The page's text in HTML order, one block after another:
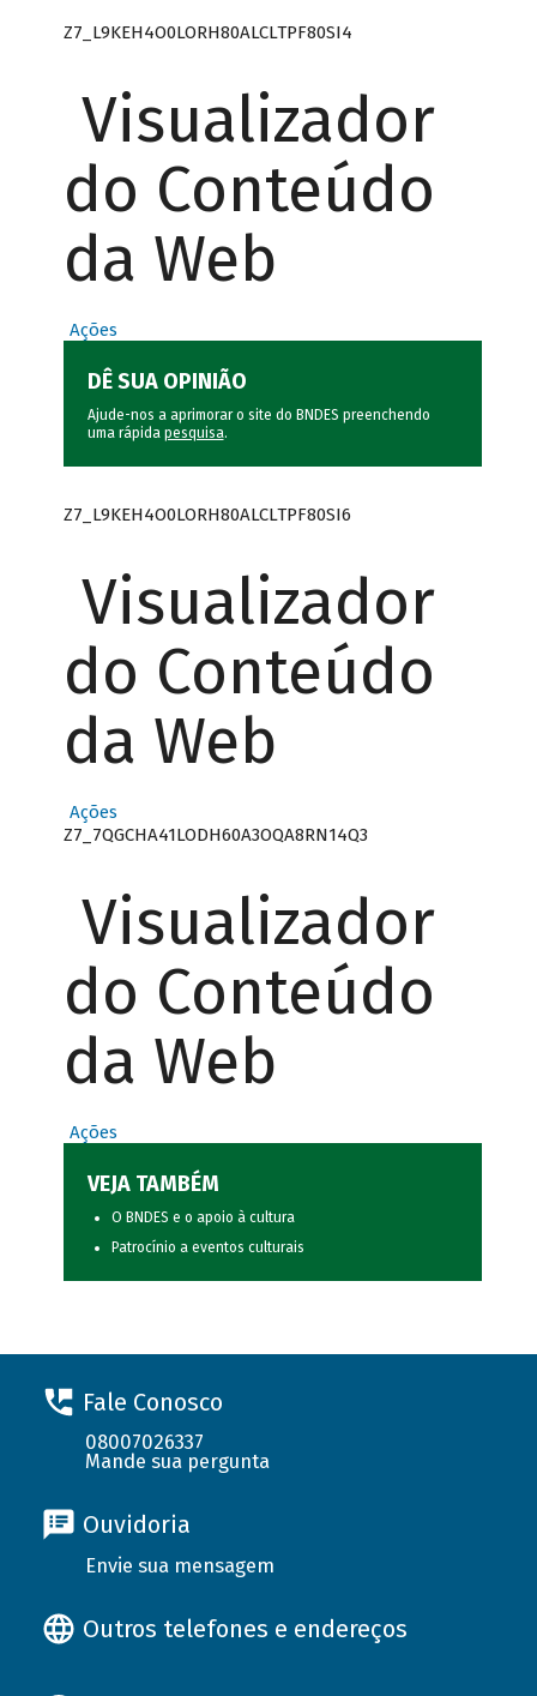
Z7_L9KEH4O0LORH80ALCLTPF80SI4
Visualizador
do Conteúdo
da Web
Ações
DÊ SUA OPINIÃO
Ajude-nos a aprimorar o site do BNDES preenchendo
uma rápida pesquisa.
Z7_L9KEH4O0LORH80ALCLTPF80SI6
Visualizador
do Conteúdo
da Web
Ações
Z7_7QGCHA41LODH60A3OQA8RN14Q3
Visualizador
do Conteúdo
da Web
Ações
VEJA TAMBÉM
O BNDES e o apoio à cultura
Patrocínio a eventos culturais
Fale Conosco
08007026337
Mande sua pergunta
Ouvidoria
Envie sua mensagem
Outros telefones e endereços